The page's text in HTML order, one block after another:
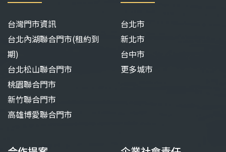
台灣門市資訊
台北內湖聯合門市(租約到
期)
台北松山聯合門市
桃園聯合門市
新竹聯合門市
高雄博愛聯合門市
台北市
新北市
台中市
更多城市